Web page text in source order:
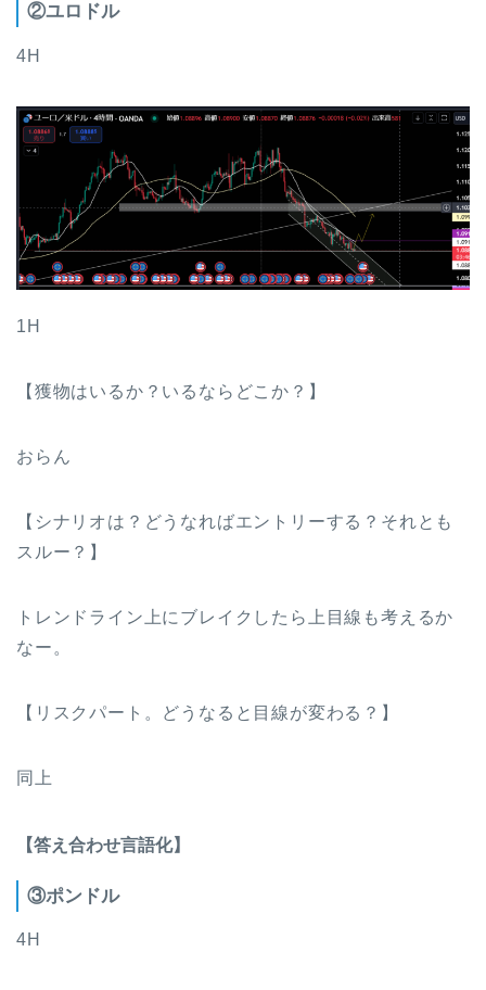
②ユロドル
4H
1H
【獲物はいるか？いるならどこか？】
おらん
【シナリオは？どうなればエントリーする？それとも
スルー？】
トレンドライン上にブレイクしたら上目線も考えるか
なー。
【リスクパート。どうなると目線が変わる？】
同上
【答え合わせ言語化】
③ポンドル
4H